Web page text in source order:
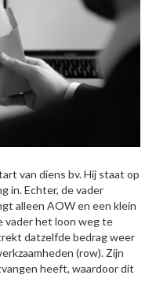
van diens bv. Hij staat op
in. Echter, de vader
alleen AOW en een klein
vader het loon weg te
datzelfde bedrag weer
(row). Zijn
heeft, waardoor dit